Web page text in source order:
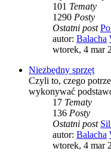
101 Tematy
1290 Posty
Ostatni post
autor: Balacha
wtorek, 4 mar
Niezbędny sprzęt
Czyli to, czego
wykonywać
17 Tematy
136 Posty
Ostatni post
autor: Balacha
wtorek, 4 mar